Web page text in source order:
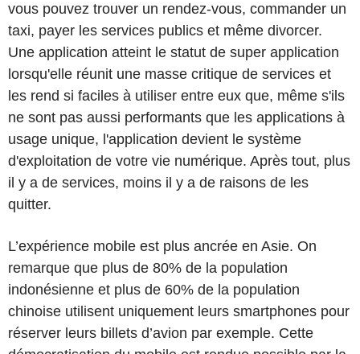
vous pouvez trouver un rendez-vous, commander un
taxi, payer les services publics et même divorcer.
Une application atteint le statut de super application
lorsqu'elle réunit une masse critique de services et
les rend si faciles à utiliser entre eux que, même s'ils
ne sont pas aussi performants que les applications à
usage unique, l'application devient le système
d'exploitation de votre vie numérique. Après tout, plus
il y a de services, moins il y a de raisons de les
quitter.
L’expérience mobile est plus ancrée en Asie. On
remarque que plus de 80% de la population
indonésienne et plus de 60% de la population
chinoise utilisent uniquement leurs smartphones pour
réserver leurs billets d’avion par exemple. Cette